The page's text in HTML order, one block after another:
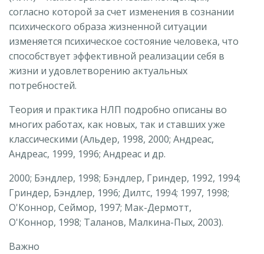
согласно которой за счет изменения в сознании
психического образа жизненной ситуации
изменяется психическое состояние человека, что
способствует эффективной реализации себя в
жизни и удовлетворению актуальных
потребностей.
Теория и практика НЛП подробно описаны во
многих работах, как новых, так и ставших уже
классическими (Альдер, 1998, 2000; Андреас,
Андреас, 1999, 1996; Андреас и др.
2000; Бэндлер, 1998; Бэндлер, Гриндер, 1992, 1994;
Гриндер, Бэндлер, 1996; Дилтс, 1994; 1997, 1998;
О'Коннор, Сеймор, 1997; Мак-Дермотт,
О'Коннор, 1998; Таланов, Малкина-Пых, 2003).
Важно